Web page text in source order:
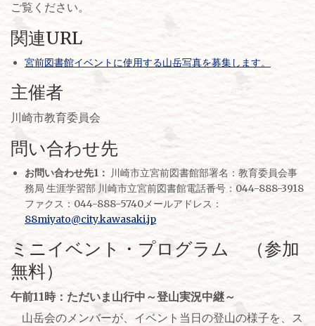
ご覧ください。
関連URL
宮前図書館イベントに使用する山岳写真を募集します。
主催者
川崎市教育委員会
問い合わせ先
お問い合わせ先1： 川崎市立宮前図書館部署名：教育委員会事
務局 生涯学習部 川崎市立宮前図書館電話番号：044-888-3918
ファクス：044-888-5740メールアドレス：
88miyato@city.kawasaki.jp
ミニイベント・プログラム （参加
無料）
午前11時：ただいま山行中～登山実況中継～
山岳会のメンバーが、イベント当日の登山の様子を、ス